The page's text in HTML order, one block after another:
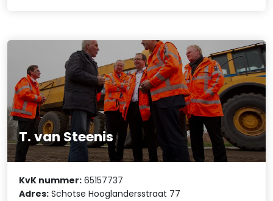
T. van Steenis
KvK nummer: 65157737
Adres: Schotse Hooglandersstraat 77